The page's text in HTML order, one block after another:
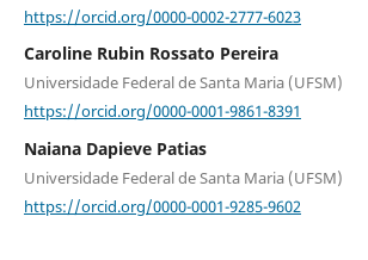
https://orcid.org/0000-0002-2777-6023
Caroline Rubin Rossato Pereira
Universidade Federal de Santa Maria (UFSM)
https://orcid.org/0000-0001-9861-8391
Naiana Dapieve Patias
Universidade Federal de Santa Maria (UFSM)
https://orcid.org/0000-0001-9285-9602